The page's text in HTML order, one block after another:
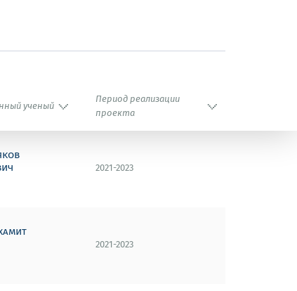
ученый
Период реализации
проекта
2021-2023
2021-2023